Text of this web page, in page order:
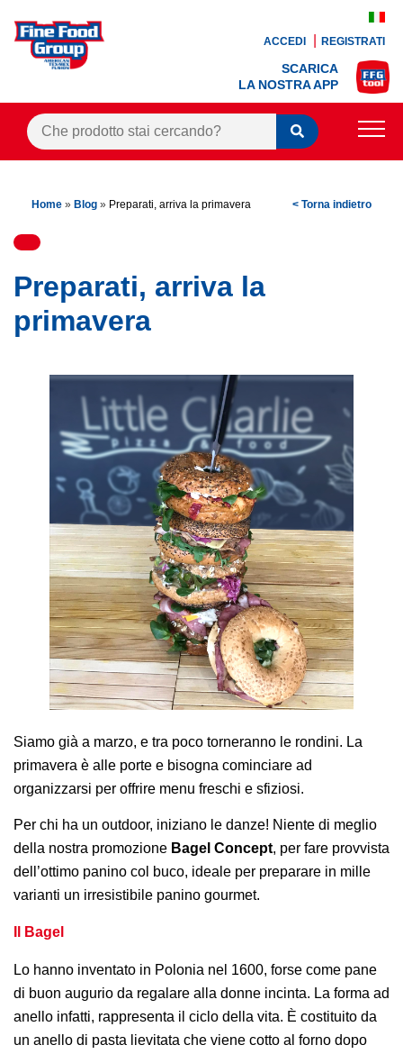
ACCEDI REGISTRATI
SCARICA
LA NOSTRA APP
BLOG
RICETTE
BONUS FEDELTÀ
OFFERTE
AREA AGENTI
Home » Blog » Preparati, arriva la primavera < Torna indietro
Preparati, arriva la
primavera
Siamo già a marzo, e tra poco torneranno le rondini. La
primavera è alle porte e bisogna cominciare ad
organizzarsi per offrire menu freschi e sfiziosi.
Per chi ha un outdoor, iniziano le danze! Niente di meglio
della nostra promozione Bagel Concept, per fare provvista
dell’ottimo panino col buco, ideale per preparare in mille
varianti un irresistibile panino gourmet.
Il Bagel
Lo hanno inventato in Polonia nel 1600, forse come pane
di buon augurio da regalare alla donne incinta. La forma ad
anello infatti, rappresenta il ciclo della vita. È costituito da
un anello di pasta lievitata che viene cotto al forno dopo